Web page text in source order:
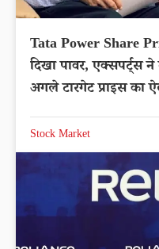
Tata Power Share
दिखा पावर, एक्सपर्ट्स
अगले टारगेट प्राइस का
Stock Market